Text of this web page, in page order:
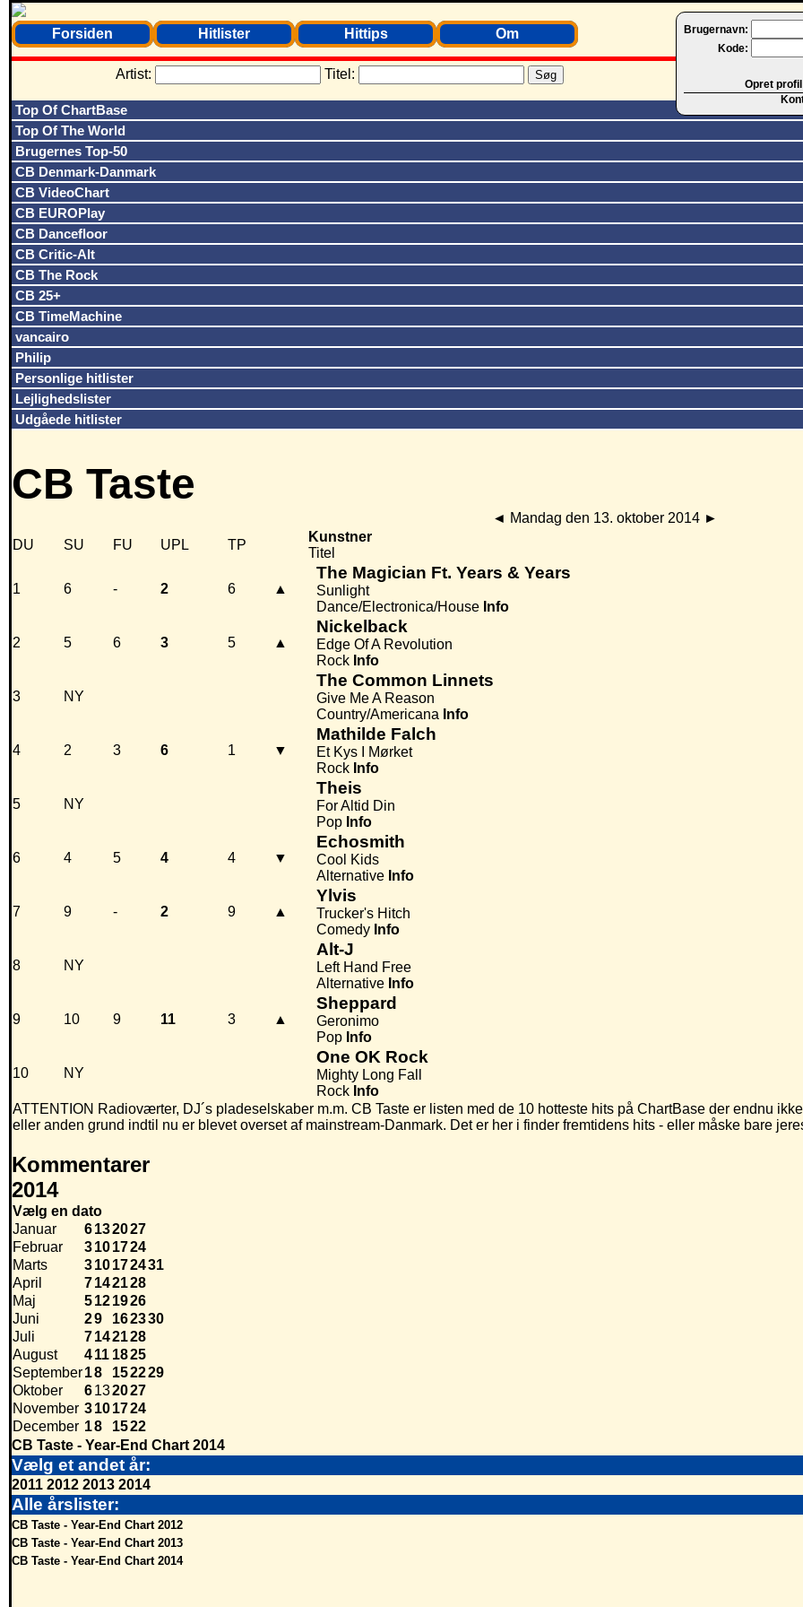
Brugernavn:
Kode:
Opret
Forsiden Hitlister Hittips Om
Artist: Titel:
Top Of ChartBase
Top Of The World
Brugernes Top-50
CB Denmark-Danmark
CB VideoChart
CB EUROPlay
CB Dancefloor
CB Critic-Alt
CB The Rock
CB 25+
CB TimeMachine
vancairo
Philip
Personlige hitlister
Lejlighedslister
Udgåede hitlister
CB Taste
◄ Mandag den 13. oktober 2014 ►
DU
SU FU UPL TP
Kunstner
Titel
1 6 - 2 6 ▲
The Magician Ft. Years & Years
Sunlight
Dance/Electronica/House Info
2 5 6 3 5 ▲
Nickelback
Edge Of A Revolution
Rock Info
3 NY
The Common Linnets
Give Me A Reason
Country/Americana Info
4 2 3 6 1 ▼
Mathilde Falch
Et Kys I Mørket
Rock Info
5 NY
Theis
For Altid Din
Pop Info
6 4 5 4 4 ▼
Echosmith
Cool Kids
Alternative Info
7 9 - 2 9 ▲
Ylvis
Trucker's Hitch
Comedy Info
8 NY
Alt-J
Left Hand Free
Alternative Info
9 10 9 11 3 ▲
Sheppard
Geronimo
Pop Info
10 NY
One OK Rock
Mighty Long Fall
Rock Info
ATTENTION Radioværter, DJ´s pladeselskaber m.m. CB Taste er listen med de 10 hotteste hits på ChartBase der endnu
eller anden grund indtil nu er blevet overset af mainstream-Danmark. Det er her i finder fremtidens hits - eller måske bare
Kommentarer
2014
Vælg en dato
Januar
6132027
Februar
3101724
Marts
310172431
April
7142128
Maj
5121926
Juni
29 162330
Juli
7142128
August
411 1825
September18 152229
Oktober
6132027
November 3101724
December 18 1522
CB Taste - Year-End Chart 2014
Vælg et andet år:
2011 2012 2013 2014
Alle årslister:
CB Taste - Year-End Chart 2012
CB Taste - Year-End Chart 2013
CB Taste - Year-End Chart 2014